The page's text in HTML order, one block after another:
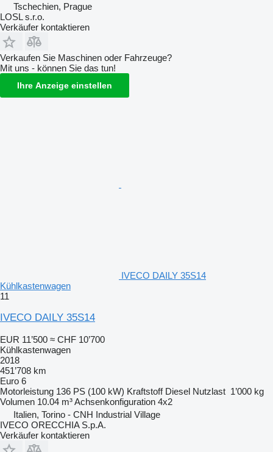
Tschechien, Prague
LOSL s.r.o.
Verkäufer kontaktieren
Verkaufen Sie Maschinen oder Fahrzeuge?
Mit uns - können Sie das tun!
Ihre Anzeige einstellen
IVECO DAILY 35S14
Kühlkastenwagen
11
IVECO DAILY 35S14
EUR 11’500 ≈ CHF 10’700
Kühlkastenwagen
2018
451’708 km
Euro 6
Motorleistung 136 PS (100 kW) Kraftstoff Diesel Nutzlast 1’000 kg
Volumen 10.04 m³Achsenkonfiguration 4x2
Italien, Torino - CNH Industrial Village
IVECO ORECCHIA S.p.A.
Verkäufer kontaktieren